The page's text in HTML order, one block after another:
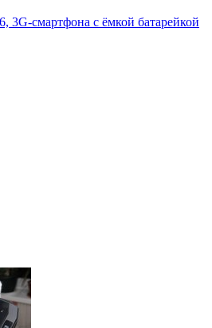
3G-смартфона с ёмкой батарейкой